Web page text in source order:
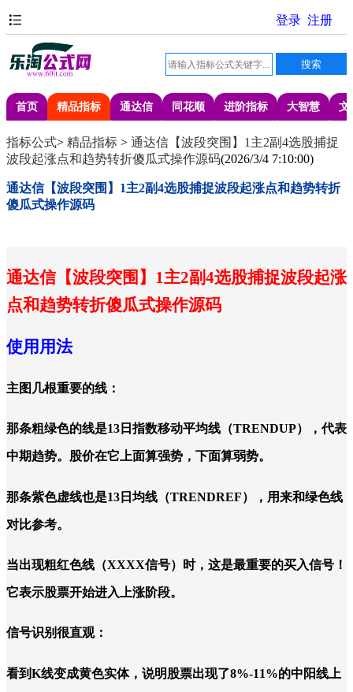
首页 精品指标 通达信 同花顺 进阶指标 大智慧 文
指标公式> 精品指标 > 通达信【波段突围】1主2副4选股捕捉
波段起涨点和趋势转折傻瓜式操作源码(2026/3/4 7:10:00)
通达信【波段突围】1主2副4选股捕捉波段起涨点和趋势转折
傻瓜式操作源码
通达信【波段突围】1主2副4选股捕捉波段起涨
点和趋势转折傻瓜式操作源码
使用用法
主图几根重要的线：
那条粗绿色的线是13日指数移动平均线（TRENDUP），代表
中期趋势。股价在它上面算强势，下面算弱势。
那条紫色虚线也是13日均线（TRENDREF），用来和绿色线
对比参考。
当出现粗红色线（XXXX信号）时，这是最重要的买入信号！
它表示股票开始进入上涨阶段。
信号识别很直观：
看到K线变成黄色实体，说明股票出现了8%-11%的中阳线上